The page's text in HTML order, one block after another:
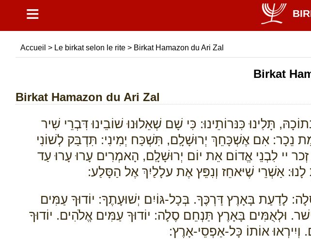
≡
Accueil > Le birkat selon le rite > Birkat Hamazon du Ari Zal
Birkat
Birkat Hamazon du Ari Zal
תָּלִינוּ כִּנּרוֹתֵינוּ: כִּי שָׁם שְׁאֵלוּנוּ שׁוֹבֵינוּ דִּבְרֵי שִׁיר
נֵכָר: אִם אֶשְׁכָּחֵךְ יְרוּשָׁלִָם, תִּשְׁכַּח יְמִינִי: תִּדְבַּק לְשׁוֹנִי
יי לִבְנֵי אֱדוֹם אֵת יוֹם יְרוּשָׁלִָם, הָאמְרִים עָרוּ עָרוּ עַד
אַשְׁרֵי שֶׁיּאחֵז וְנִפֵּץ אֶת עלָלַיִךְ אֶל הַסָּלַע:
לָדַעַת בָּאָרֶץ דַּרְכֶּךָ. בְּכָל-גּוֹיִם יְשׁוּעָתֶךָ: יוֹדוּךָ עַמִּים
וּלְאֻמִּים בָּאָרֶץ תַּנְחֵם סֶלָה: יוֹדוּךָ עַמִּים אֱלֹהִים. יוֹדוּךָ
וְיִירְאוּ אוֹתוֹ כָּל-אַפְסֵי-אָרֶץ: